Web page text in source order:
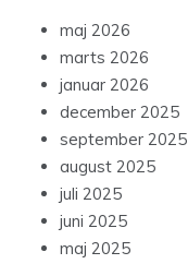
maj 2026
marts 2026
januar 2026
december 2025
september 2025
august 2025
juli 2025
juni 2025
maj 2025